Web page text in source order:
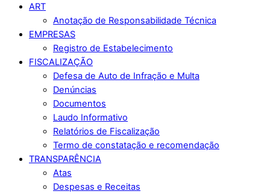
ART
Anotação de Responsabilidade Técnica
EMPRESAS
Registro de Estabelecimento
FISCALIZAÇÃO
Defesa de Auto de Infração e Multa
Denúncias
Documentos
Laudo Informativo
Relatórios de Fiscalização
Termo de constatação e recomendação
TRANSPARÊNCIA
Atas
Despesas e Receitas